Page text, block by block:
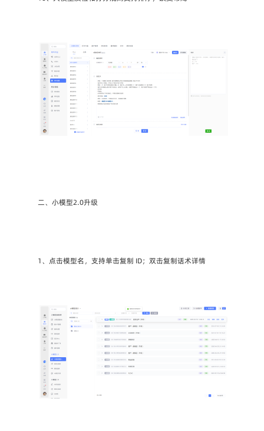
二、小模型2.0升级
1、点击模型名，支持单击复制 ID；双击复制话术详情